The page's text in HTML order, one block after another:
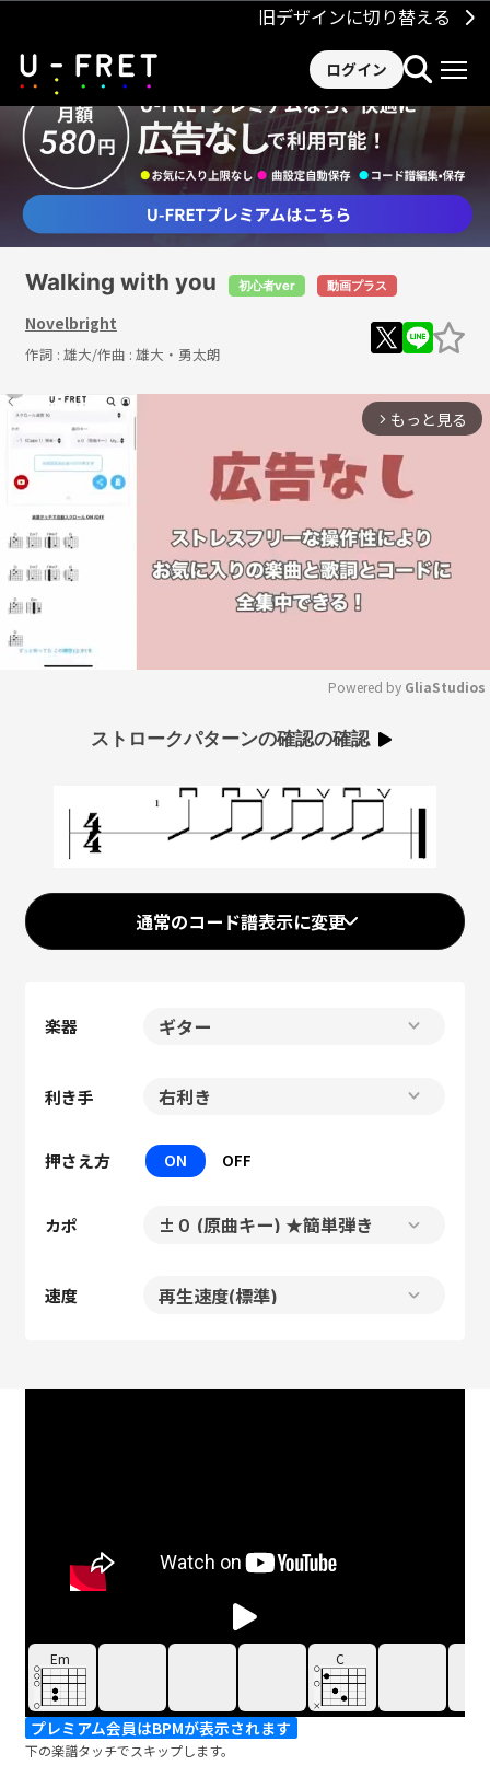
旧デザインに切り替える
ログイン
Walking with you 初心者ver 動画プラス
Novelbright
作詞 : 雄大/作曲 : 雄大・勇太朗
arrow_forward_ios もっと見る
Powered by GliaStudios
ストロークパターンの確認の確認
通常のコード譜表示に変更
楽器
利き手
押さえ方 ON OFF
カポ
速度
Em C
プレミアム会員はBPMが表示されます
下の楽譜タッチでスキップします。